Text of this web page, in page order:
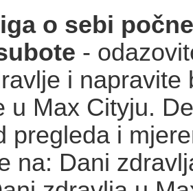
o sebi
-
i napravite
u Max Cityju.
pregleda i
na: Dani